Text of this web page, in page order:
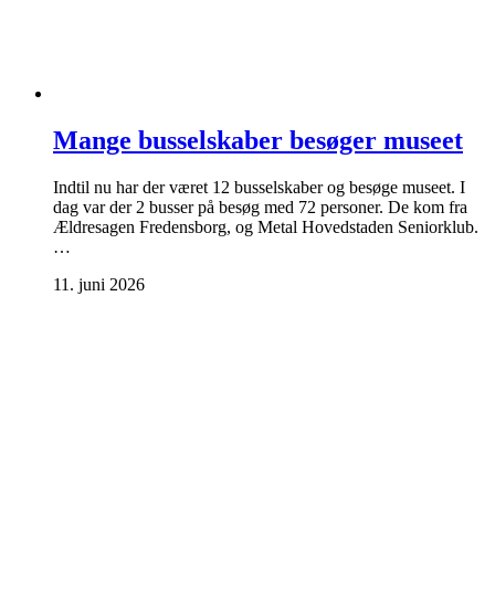
Mange busselskaber besøger museet
Indtil nu har der været 12 busselskaber og besøge museet. I
dag var der 2 busser på besøg med 72 personer. De kom fra
Ældresagen Fredensborg, og Metal Hovedstaden Seniorklub.
…
11. juni 2026